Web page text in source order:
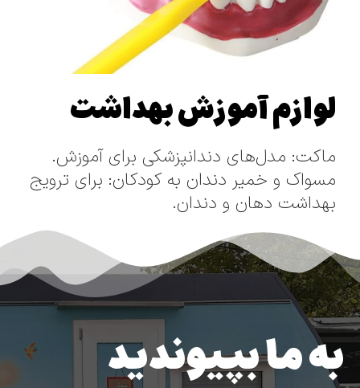
لوازم آموزش بهداشت
ماکت: مدل‌های دندانپزشکی برای آموزش.
مسواک و خمیر دندان به کودکان: برای ترویج
بهداشت دهان و دندان.
به ما بپیوندید